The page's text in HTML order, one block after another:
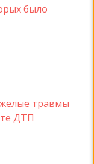
было
травмы
ДТП